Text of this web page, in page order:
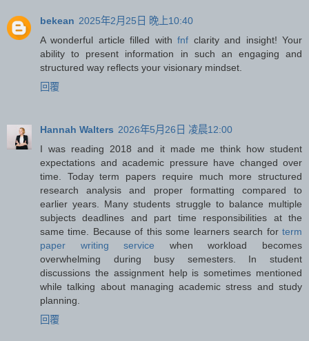
bekean 2025年2月25日 晚上10:40
A wonderful article filled withfnf clarity and insight! Your
ability to present information in such an engaging and
structured way reflects your visionary mindset.
回覆
Hannah Walters 2026年5月26日 凌晨12:00
I was reading 2018 and it made me think how student
expectations and academic pressure have changed over
time. Today term papers require much more structured
research analysis and proper formatting compared to
earlier years. Many students struggle to balance multiple
subjects deadlines and part time responsibilities at the
same time. Because of this some learners search for term
paper writing service when workload becomes
overwhelming during busy semesters. In student
discussions the assignment help is sometimes mentioned
while talking about managing academic stress and study
planning.
回覆